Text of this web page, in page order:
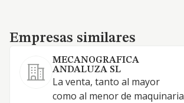
Empresas similares
Empresas similares
MECANOGRAFICA
ANDALUZA SL
La venta, tanto al mayor
como al menor de maquinaria